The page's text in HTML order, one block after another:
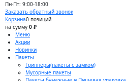
Пн-Пт: 9:00-18:00
Заказать обратный звонок
Корзина0 позиций
на сумму 0 ₽
Меню
Акции
Новинки
Пакеты
Грипперы(пакеты с замком)
Мусорные пакеты